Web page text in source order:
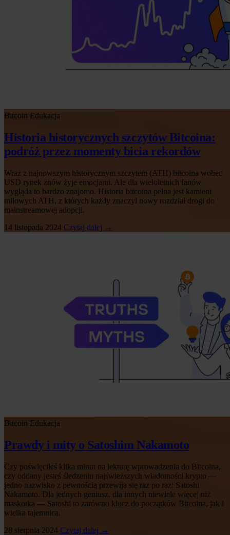
Bitcoin Edukacja
Historia historycznych szczytów Bitcoina:
podróż przez momenty bicia rekordów
Wraz z najnowszym historycznym szczytem (ATH) bitcoina wobec
USD rynek znów żyje emocjami. Ale dla wieloletnich fanów
wygląda to bardzo znajomo. Historia bitcoina pełna jest kamieni
milowych ATH, z których każdy znaczył nowy rozdział drogi do
mainstreamowej adopcji.
14 listopada 2024 Czytaj dalej →
Bitcoin Edukacja
Prawdy i mity o Satoshim Nakamoto
Czy poświęciłeś kilka minut na lekturę wprowadzenia do Bitcoina,
czy oddany jesteś śledzeniu najświeższych wiadomości krypto —
jedno nazwisko z pewnością przewija się raz po raz: Satoshi
Nakamoto. Dla jednych geniusz, dla innych niewiele więcej niż
maskotka — Satoshi to zarówno klucz do początków Bitcoina, jak i
wielka tajemnica.
28 sierpnia 2024 Czytaj dalej →